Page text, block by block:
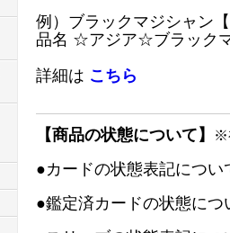
例）ブラックマジシャン
品名 ☆アジア☆ブラックマ
詳細は こちら
【商品の状態について】 ※
●カードの状態表記につい
●鑑定済カードの状態につ